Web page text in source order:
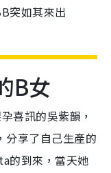
突如其來出
B女
喜訊的吳紫韻，
分享了自己生產的
的到來，當天她